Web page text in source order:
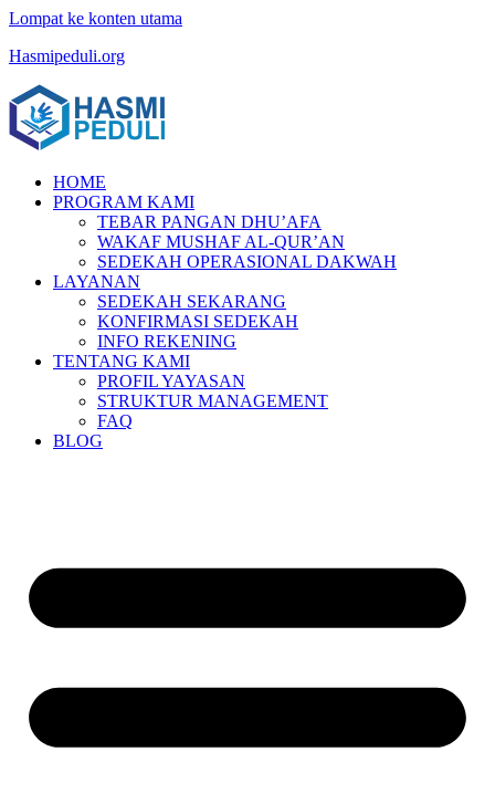
Lompat ke konten utama
Hasmipeduli.org
HOME
PROGRAM KAMI
TEBAR PANGAN DHU’AFA
WAKAF MUSHAF AL-QUR’AN
SEDEKAH OPERASIONAL DAKWAH
LAYANAN
SEDEKAH SEKARANG
KONFIRMASI SEDEKAH
INFO REKENING
TENTANG KAMI
PROFIL YAYASAN
STRUKTUR MANAGEMENT
FAQ
BLOG